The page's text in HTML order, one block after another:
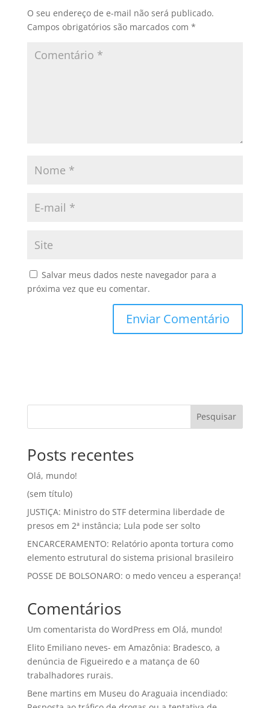
O seu endereço de e-mail não será publicado.
Campos obrigatórios são marcados com *
Salvar meus dados neste navegador para a
próxima vez que eu comentar.
Pesquisar
Posts recentes
Olá, mundo!
(sem título)
JUSTIÇA: Ministro do STF determina liberdade de
presos em 2ª instância; Lula pode ser solto
ENCARCERAMENTO: Relatório aponta tortura como
elemento estrutural do sistema prisional brasileiro
POSSE DE BOLSONARO: o medo venceu a esperança!
Comentários
Um comentarista do WordPress em Olá, mundo!
Elito Emiliano neves- em Amazônia: Bradesco, a
denúncia de Figueiredo e a matança de 60
trabalhadores rurais.
Bene martins em Museu do Araguaia incendiado: